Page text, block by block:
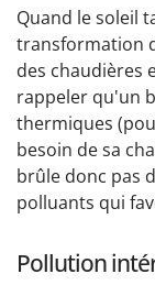
Quand le soleil
transformation
des chaudières
rappeler qu'un
thermiques
besoin de sa
brûle donc pas
polluants qui
Pollution